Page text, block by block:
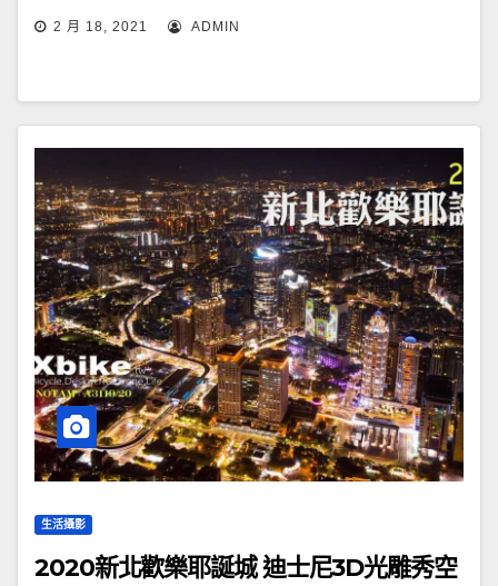
2 月 18, 2021 ADMIN
生活攝影
2020新北歡樂耶誕城 迪士尼3D光雕秀空